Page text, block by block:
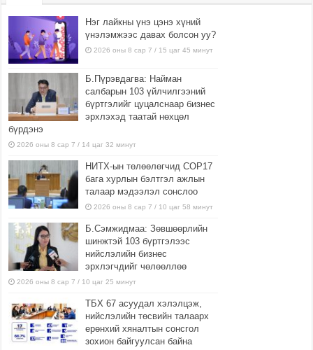
Нэг лайкны үнэ цэнэ хүний
үнэлэмжээс давах болсон уу?
2026 оны 8 сар 7 / 15 цаг 45 минут
Б.Пүрэвдагва: Найман
салбарын 103 үйлчилгээний
бүртгэлийг цуцалснаар бизнес
эрхлэхэд таатай нөхцөл
бүрдэнэ
2026 оны 8 сар 7 / 14 цаг 32 минут
НИТХ-ын төлөөлөгчид COP17
бага хурлын бэлтгэл ажлын
талаар мэдээлэл сонслоо
2026 оны 8 сар 7 / 10 цаг 58 минут
Б.Сэмжидмаа: Зөвшөөрлийн
шинжтэй 103 бүртгэлээс
нийслэлийн бизнес
эрхлэгчдийг чөлөөллөө
2026 оны 8 сар 7 / 10 цаг 25 минут
ТБХ 67 асуудал хэлэлцэж,
нийслэлийн төсвийн талаарх
ерөнхий хяналтын сонсгол
зохион байгуулсан байна